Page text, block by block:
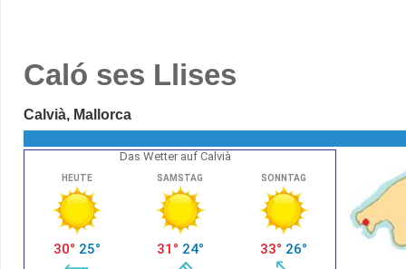
Caló ses Llises
Calvià, Mallorca
Das Wetter auf Calvià